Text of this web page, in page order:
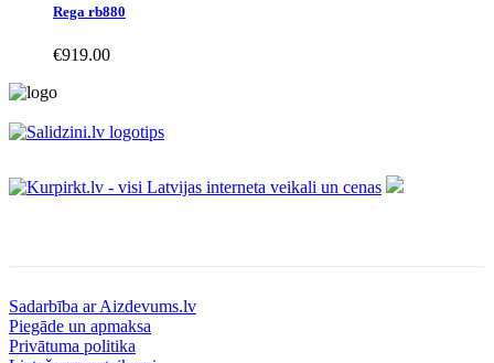
Rega rb880
€919.00
Sadarbība ar Aizdevums.lv
Piegāde un apmaksa
Privātuma politika